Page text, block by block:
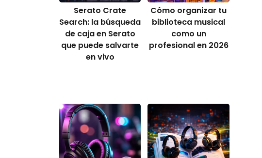
Serato Crate
Search: la búsqueda
de caja en Serato
que puede salvarte
en vivo
Cómo organizar tu
biblioteca musical
como un
profesional en 2026